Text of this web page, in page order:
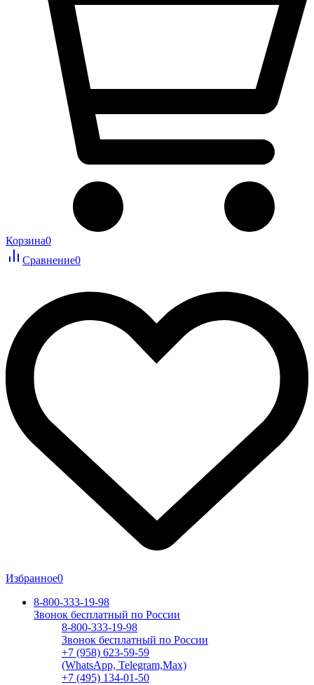
Корзина0
Сравнение0
Избранное0
8-800-333-19-98
Звонок бесплатный по России
8-800-333-19-98
Звонок бесплатный по России
+7 (958) 623-59-59
(WhatsApp, Telegram,Max)
+7 (495) 134-01-50